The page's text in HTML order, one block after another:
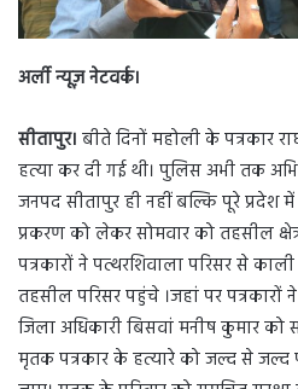
अर्ली न्यूज़ नेटवर्क।
सीतापुर। बीते दिनों महोली के पत्रकार
हत्या कर दी गई थी। पुलिस अभी तक
जनपद सीतापुर ही नहीं बल्कि पूरे प्रदेश में
प्रकरण को लेकर सोमवार को तहसील
पत्रकारों ने पत्थरशिवाला परिसर से
तहसील परिसर पहुंचे ।जहां पर पत्रकारों
जिला अधिकारी बिसवां मनीष कुमार को
मृतक पत्रकार के हत्यारे को जल्द से